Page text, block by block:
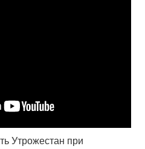
Утрожестан при